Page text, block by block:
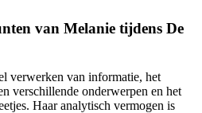
van Melanie tijdens De
verwerken van informatie, het
verschillende onderwerpen en het
Haar analytisch vermogen is